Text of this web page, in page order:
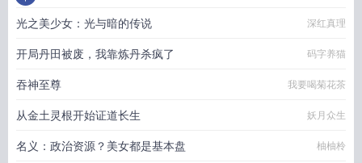
光之美少女：光与暗的传说 深红真理
开局丹田被废，我靠炼丹杀疯了 码字养猫
吞神至尊 我要喝菊花茶
从金土灵根开始证道长生 妖月众生
名义：政治资源？美女都是基本盘 柚柚柃